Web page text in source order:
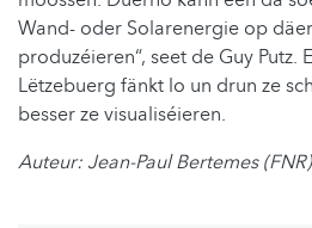
Wand- oder Solarenergie op
produzéieren“, seet de Guy Putz.
Lëtzebuerg fänkt lo un drun ze
besser ze visualiséieren.
Auteur: Jean-Paul Bertemes (FNR)